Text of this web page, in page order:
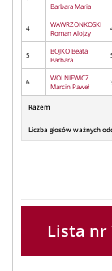
Barbara Maria
4
WAWRZONKOSKI
Roman Alojzy
5
BOJKO Beata
Barbara
6
WOLNIEWICZ
Marcin Paweł
Razem
Liczba głosów ważnych
Lista nr